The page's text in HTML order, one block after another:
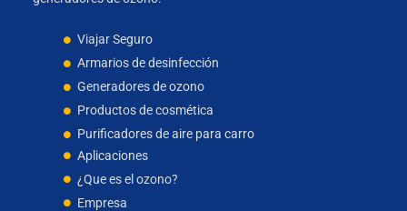
Viajar Seguro
Armarios de desinfección
Generadores de ozono
Productos de cosmética
Purificadores de aire para carro
Aplicaciones
¿Que es el ozono?
Empresa